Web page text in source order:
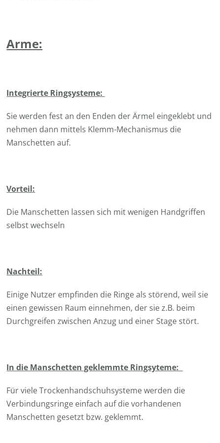
Arme:
Integrierte Ringsysteme:
Sie werden fest an den Enden der Ärmel eingeklebt und
nehmen dann mittels Klemm-Mechanismus die
Manschetten auf.
Vorteil:
Die Manschetten lassen sich mit wenigen Handgriffen
selbst wechseln
Nachteil:
Einige Nutzer empfinden die Ringe als störend, weil sie
einen gewissen Raum einnehmen, der sie z.B. beim
Durchgreifen zwischen Anzug und einer Stage stört.
In die Manschetten geklemmte Ringsyteme:
Für viele Trockenhandschuhsysteme werden die
Verbindungsringe einfach auf die vorhandenen
Manschetten gesetzt bzw. geklemmt.